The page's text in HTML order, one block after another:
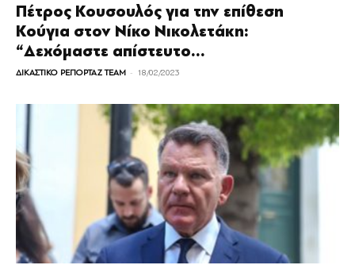
Πέτρος Κουσουλός για την επίθεση
Κούγια στον Νίκο Νικολετάκη:
“Δεχόμαστε απίστευτο...
ΔΙΚΑΣΤΙΚΟ ΡΕΠΟΡΤΑΖ TEAM - 18/02/2023